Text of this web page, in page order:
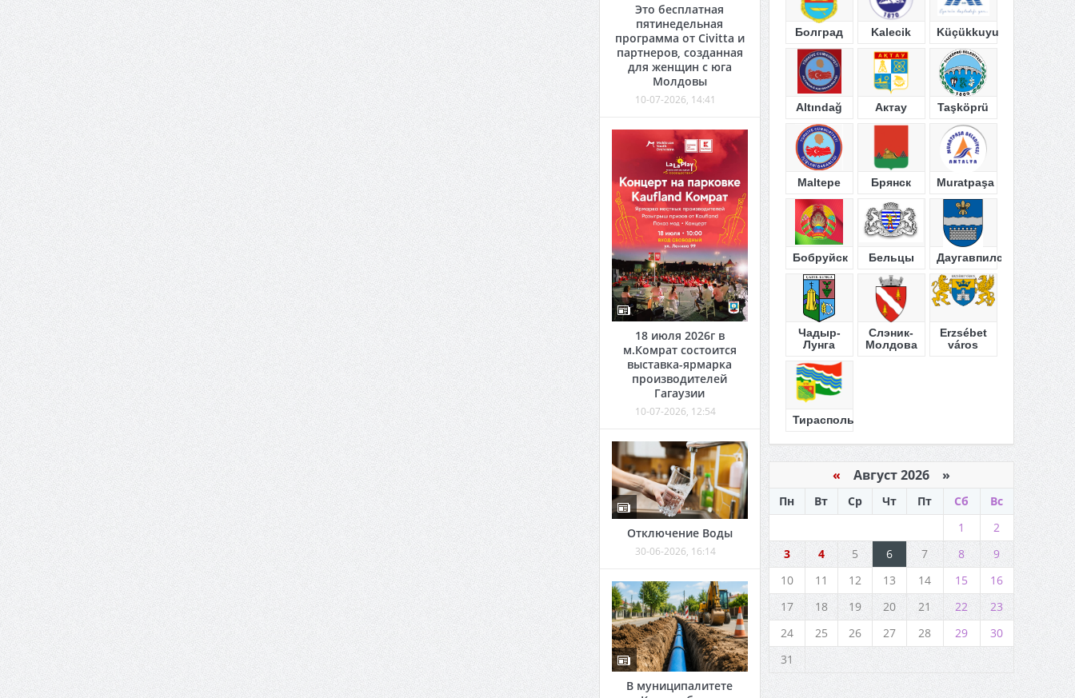
Это бесплатная
пятинедельная
программа от Civitta и
партнеров, созданная
для женщин с юга
Молдовы
10-07-2026, 14:41
18 июля 2026г в
м.Комрат состоится
выставка-ярмарка
производителей
Гагаузии
10-07-2026, 12:54
Отключение Воды
30-06-2026, 16:14
В муниципалитете
Болград Kalecik Küçükkuyu
Altındağ Актау Taşköprü
Maltepe Брянск Muratpaşa
Бобруйск Бельцы Даугавпилс
Чадыр-
Лунга
Слэник-
Молдова
Erzsébet
város
Тирасполь
« Август 2026 »
Пн Вт Ср Чт Пт Сб
Вс
1
2
3
4 5 6 7 8
9
10
11 12 13 14 15
16
17
18 19 20 21 22
23
24
25 26 27 28 29
30
31